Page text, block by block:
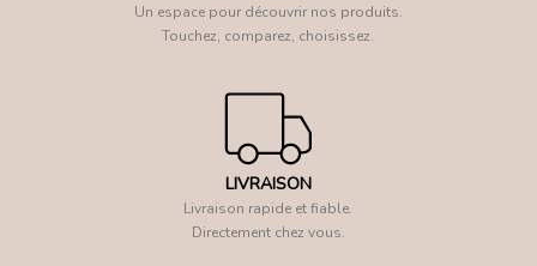
Un espace pour découvrir nos produits.
Touchez, comparez, choisissez.
LIVRAISON
Livraison rapide et fiable.
Directement chez vous.